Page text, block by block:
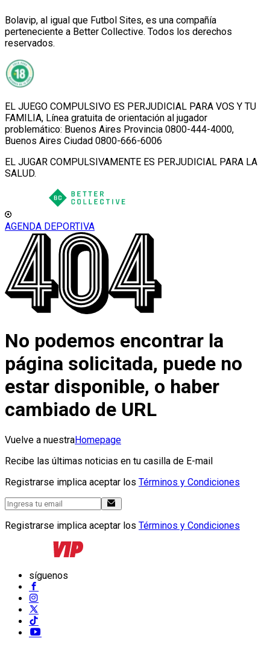
Bolavip, al igual que Futbol Sites, es una compañía
perteneciente a Better Collective. Todos los derechos
reservados.
EL JUEGO COMPULSIVO ES PERJUDICIAL PARA VOS Y TU
FAMILIA, Línea gratuita de orientación al jugador
problemático: Buenos Aires Provincia 0800-444-4000,
Buenos Aires Ciudad 0800-666-6006
EL JUGAR COMPULSIVAMENTE ES PERJUDICIAL PARA LA
SALUD.
AGENDA DEPORTIVA
No podemos encontrar la
página solicitada, puede no
estar disponible, o haber
cambiado de URL
Vuelve a nuestraHomepage
Recibe las últimas noticias en tu casilla de E-mail
Registrarse implica aceptar los Términos y Condiciones
Registrarse implica aceptar los Términos y Condiciones
síguenos